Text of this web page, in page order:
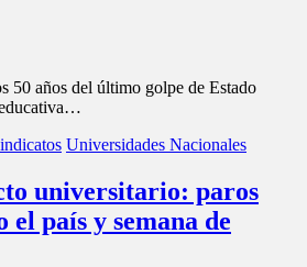
50 años del último golpe de Estado
Universidades Nacionales
universitario: paros
el país y semana de